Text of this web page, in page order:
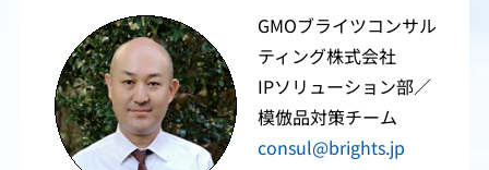
GMOブライツコンサル
ティング株式会社
IPソリューション部／
模倣品対策チーム
consul@brights.jp